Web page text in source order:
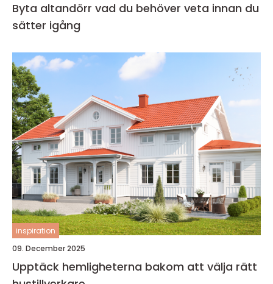
Byta altandörr vad du behöver veta innan du
sätter igång
inspiration
09. December 2025
Upptäck hemligheterna bakom att välja rätt